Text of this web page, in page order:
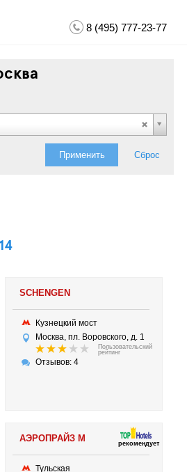
8 (495) 777-23-77
Применить Сброс
14
SCHENGEN
Кузнецкий мост
Москва, пл. Воровского, д. 1
Пользовательский
рейтинг
Отзывов: 4
АЭРОПРАЙЗ М рекомендует
Тульская